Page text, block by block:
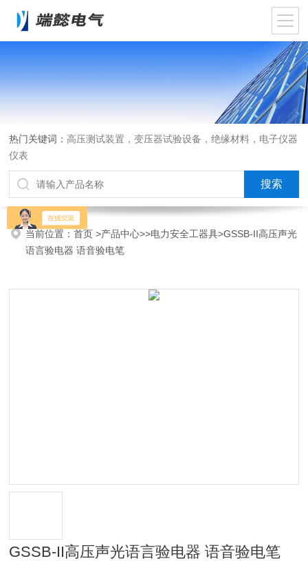
热门关键词： 高压测试装置，变压器试验设备，绝缘材料，电子仪器
仪表
当前位置：首页>产品中心>>电力安全工器具>GSSB-II高压声光
语言验电器 语音验电笔
GSSB-II高压声光语言验电器 语音验电笔